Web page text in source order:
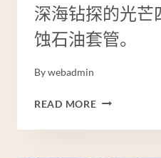
深海钻探的光芒
蚀石油套管。
Bywebadmin
READ MORE深
钻